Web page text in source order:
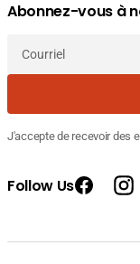
Fournisseur
Abonnez-vous à
Courriel
J'accepte de recevoir des
Follow Us Facebook